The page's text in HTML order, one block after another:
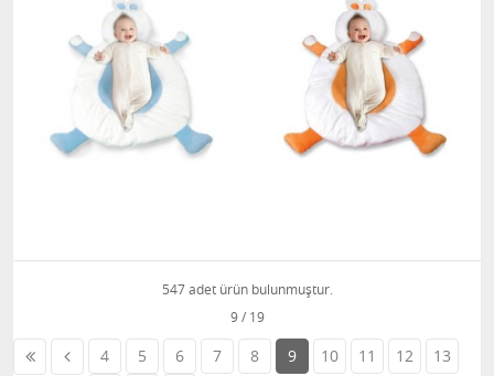
547 adet ürün bulunmuştur.
4 5 6 7 8 9 10 11 12
13